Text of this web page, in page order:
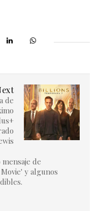
de
de
y algunos